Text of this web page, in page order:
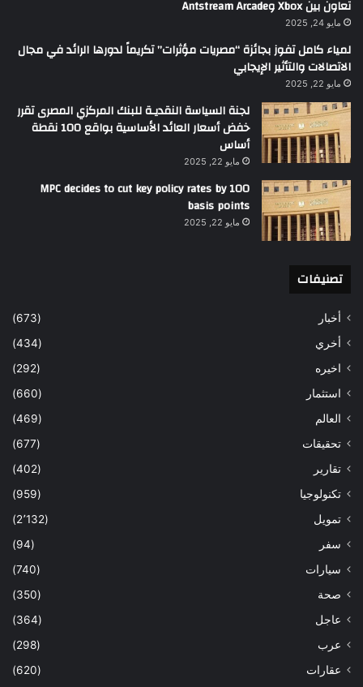
تعاون بين Xbox وAntstream Arcade
مايو 24, 2025
لمياء كامل تفوز بجائزة “مصريات مؤثرات” تكريماً لدورها الرائد في مجال
الاتصالات والتأثير الإيجابي
مايو 22, 2025
لجنة السياسة النقديـة للبنك المركزي المصرى تقرر
خفض أسعار العائد الأساسية بواقع 100 نقطة
أساس
مايو 22, 2025
MPC decides to cut key policy rates by 100
basis points
مايو 22, 2025
تصنيفات
أخبار
(673)
أخري
(434)
اخيره
(292)
استثمار
(660)
العالم
(469)
تحقيقات
(677)
تقارير
(402)
تكنولوجيا
(959)
تمويل
(2٬132)
سفر
(94)
سيارات
(740)
صحة
(350)
عاجل
(364)
عرب
(298)
عقارات
(620)